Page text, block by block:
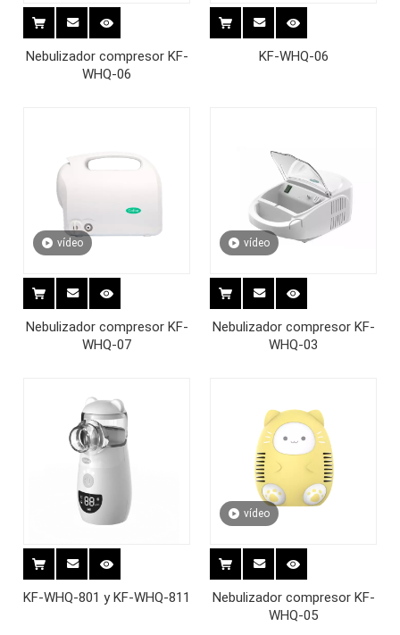
Nebulizador compresor KF-
WHQ-06
KF-WHQ-06
vídeo
Nebulizador compresor KF-
WHQ-07
vídeo
Nebulizador compresor KF-
WHQ-03
KF-WHQ-801 y KF-WHQ-811
vídeo
Nebulizador compresor KF-
WHQ-05